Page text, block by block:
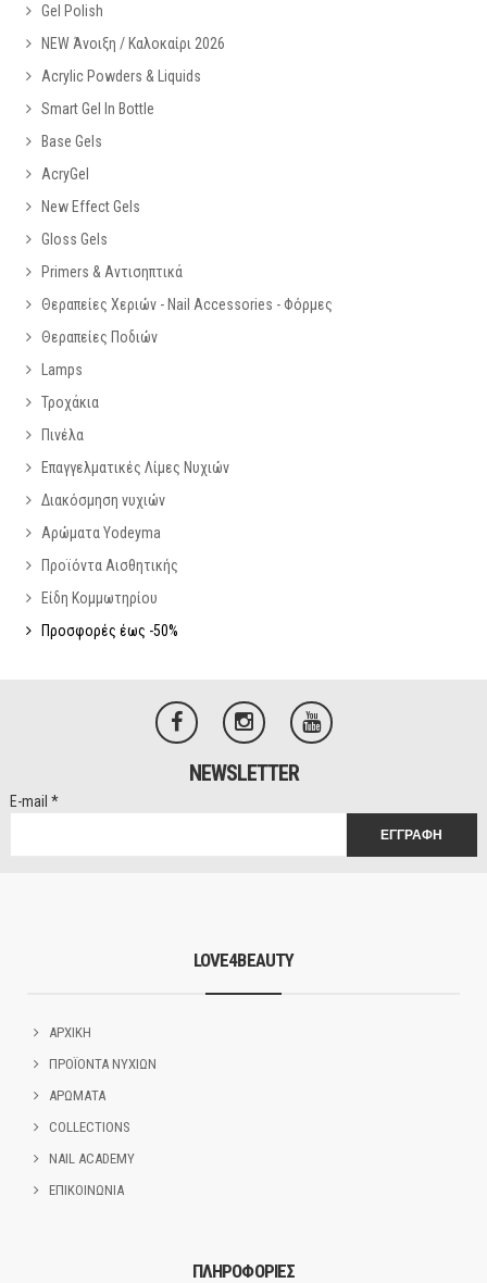
Gel Polish
NEW Άνοιξη / Καλοκαίρι 2026
Acrylic Powders & Liquids
Smart Gel In Bottle
Base Gels
AcryGel
New Effect Gels
Gloss Gels
Primers & Αντισηπτικά
Θεραπείες Χεριών - Nail Accessories - Φόρμες
Θεραπείες Ποδιών
Lamps
Τροχάκια
Πινέλα
Επαγγελματικές Λίμες Νυχιών
Διακόσμηση νυχιών
Αρώματα Yodeyma
Προϊόντα Αισθητικής
Είδη Κομμωτηρίου
Προσφορές έως -50%
NEWSLETTER
E-mail *
LOVE4BEAUTY
ΑΡΧΙΚΗ
ΠΡΟΪΟΝΤΑ ΝΥΧΙΩΝ
ΑΡΩΜΑΤΑ
COLLECTIONS
NAIL ACADEMY
ΕΠΙΚΟΙΝΩΝΙΑ
ΠΛΗΡΟΦΟΡΙΕΣ